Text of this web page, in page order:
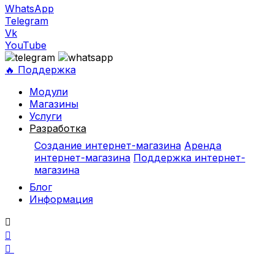
WhatsApp
Telegram
Vk
YouTube
🔥 Поддержка
Модули
Магазины
Услуги
Разработка
Создание интернет-магазина Аренда
интернет-магазина Поддержка интернет-
магазина
Блог
Информация


